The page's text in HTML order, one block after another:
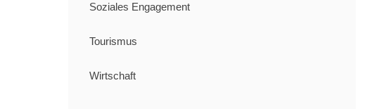
Soziales Engagement
Tourismus
Wirtschaft